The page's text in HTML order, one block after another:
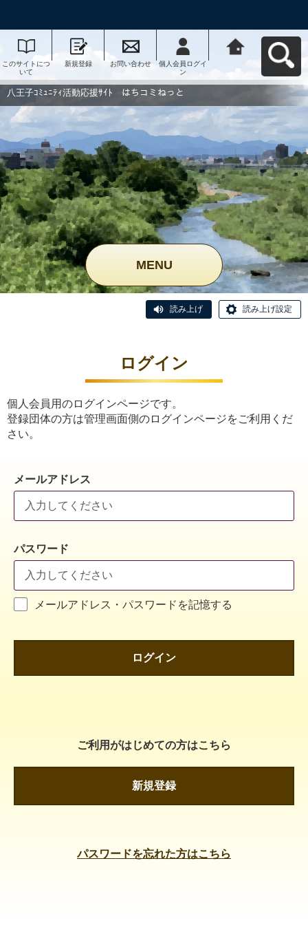
このサイトにつ
いて
新規登録 お問い合わせ
個人会員ログイ
ン
動応援ｻｲﾄ はち
コミねっとへ戻
八王子ｺﾐｭﾆﾃｨ活動応援ｻｲﾄ はちコミねっと
MENU
読み上げ 読み上げ設定
ログイン
個人会員用のログインページです。
登録団体の方は管理画面側のログインページをご利用くだ
さい。
メールアドレス
パスワード
メールアドレス・パスワードを記憶する
ログイン
ご利用がはじめての方はこちら
新規登録
パスワードを忘れた方はこちら